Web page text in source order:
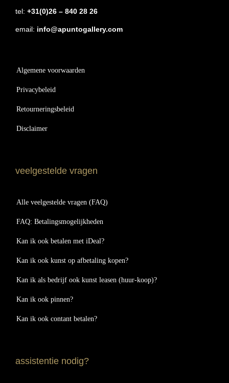
tel: +31(0)26 – 840 28 26
email: info@apuntogallery.com
Algemene voorwaarden
Privacybeleid
Retourneringsbeleid
Disclaimer
veelgestelde vragen
Alle veelgestelde vragen (FAQ)
FAQ: Betalingsmogelijkheden
Kan ik ook betalen met iDeal?
Kan ik ook kunst op afbetaling kopen?
Kan ik als bedrijf ook kunst leasen (huur-koop)?
Kan ik ook pinnen?
Kan ik ook contant betalen?
assistentie nodig?